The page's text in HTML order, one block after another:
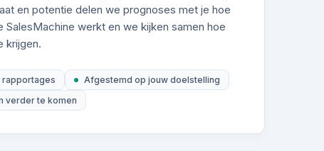
en potentie delen we prognoses met je hoe
SalesMachine werkt en we kijken samen hoe
krijgen.
rapportages
Afgestemd op jouw doelstelling
verder te komen